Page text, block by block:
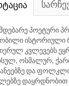
პოეტური
ისტორიული
კვლევებს
ოსმალურ,
და
დაყრდნობით